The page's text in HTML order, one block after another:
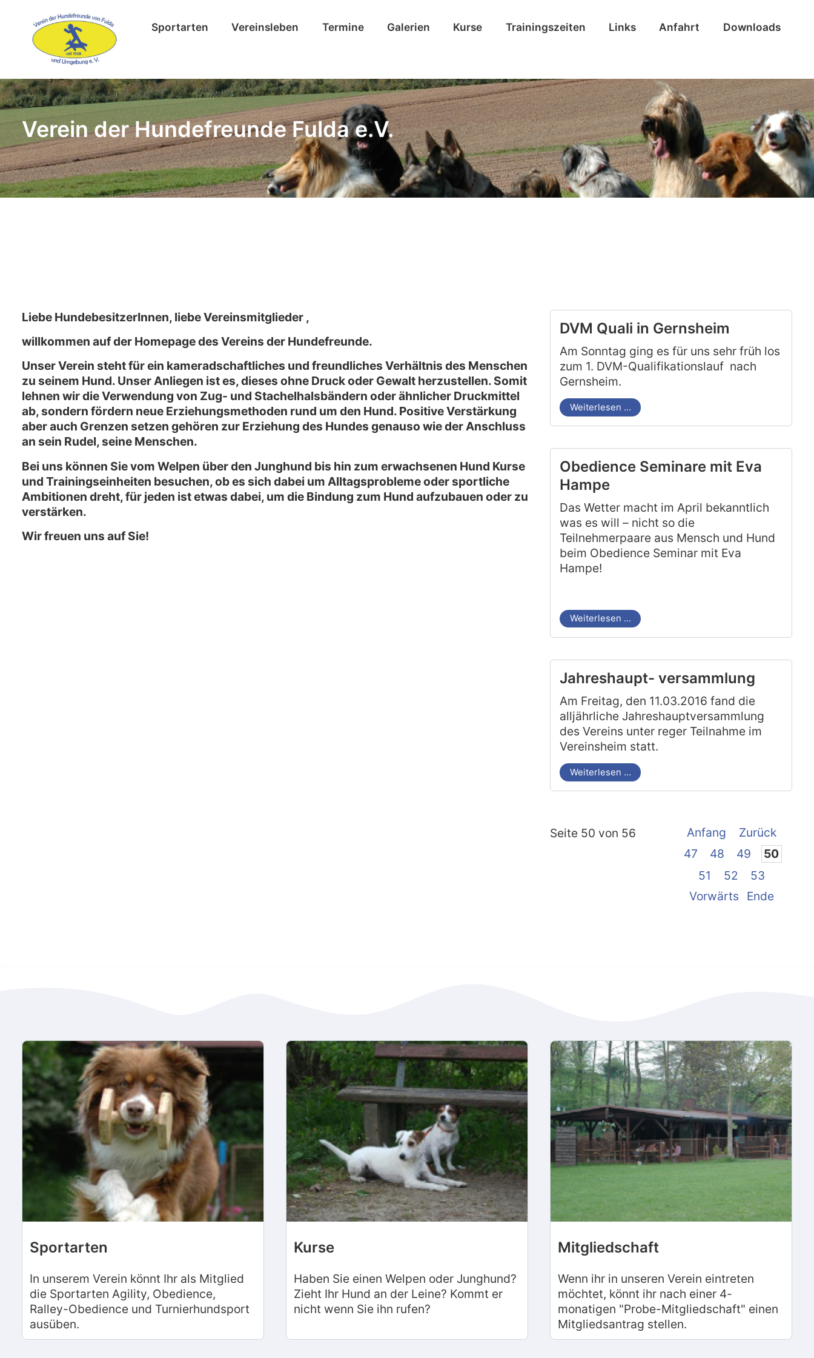
Sportarten Vereinsleben Termine Galerien Kurse Trainingszeiten Links Anfahrt Downloads
Verein der Hundefreunde Fulda e.V.
Liebe HundebesitzerInnen, liebe Vereinsmitglieder ,
willkommen auf der Homepage des Vereins der Hundefreunde.
Unser Verein steht für ein kameradschaftliches und freundliches Verhältnis des Menschen
zu seinem Hund. Unser Anliegen ist es, dieses ohne Druck oder Gewalt herzustellen. Somit
lehnen wir die Verwendung von Zug- und Stachelhalsbändern oder ähnlicher Druckmittel
ab, sondern fördern neue Erziehungsmethoden rund um den Hund. Positive Verstärkung
aber auch Grenzen setzen gehören zur Erziehung des Hundes genauso wie der Anschluss
an sein Rudel, seine Menschen.
Bei uns können Sie vom Welpen über den Junghund bis hin zum erwachsenen Hund Kurse
und Trainingseinheiten besuchen, ob es sich dabei um Alltagsprobleme oder sportliche
Ambitionen dreht, für jeden ist etwas dabei, um die Bindung zum Hund aufzubauen oder zu
verstärken.
Wir freuen uns auf Sie!
DVM Quali in Gernsheim
Am Sonntag ging es für uns sehr früh los
zum 1. DVM-Qualifikationslauf nach
Gernsheim.
Weiterlesen …
Obedience Seminare mit Eva
Hampe
Das Wetter macht im April bekanntlich
was es will – nicht so die
Teilnehmerpaare aus Mensch und Hund
beim Obedience Seminar mit Eva
Hampe!
Weiterlesen …
Jahreshaupt- versammlung
Am Freitag, den 11.03.2016 fand die
alljährliche Jahreshauptversammlung
des Vereins unter reger Teilnahme im
Vereinsheim statt.
Weiterlesen …
Seite 50 von 56 Anfang
Zurück
47
48 49
50
51
52
53
Vorwärts
Ende
Sportarten
In unserem Verein könnt Ihr als Mitglied
die Sportarten Agility, Obedience,
Ralley-Obedience und Turnierhundsport
ausüben.
Kurse
Haben Sie einen Welpen oder Junghund?
Zieht Ihr Hund an der Leine? Kommt er
nicht wenn Sie ihn rufen?
Mitgliedschaft
Wenn ihr in unseren Verein eintreten
möchtet, könnt ihr nach einer 4-
monatigen "Probe-Mitgliedschaft" einen
Mitgliedsantrag stellen.